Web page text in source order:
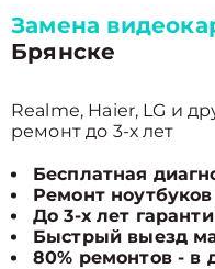
Замена
Брянске
Realme, Haier, LG и
ремонт до 3-х лет
Бесплатная
Ремонт
До 3-х лет
Быстрый выезд
80% ремонтов - в